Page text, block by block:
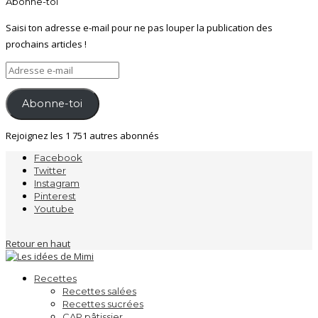
Saisi ton adresse e-mail pour ne pas louper la publication des
prochains articles !
Adresse
mail Abonne-toi
Rejoignez les 1 751 autres abonnés
Facebook
Twitter
Instagram
Pinterest
Youtube
Retour en haut
Recettes
Recettes salées
Recettes sucrées